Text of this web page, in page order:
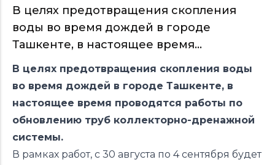
В целях предотвращения скопления
воды во время дождей в городе
Ташкенте, в настоящее время...
В целях предотвращения скопления воды
во время дождей в городе Ташкенте, в
настоящее время проводятся работы по
обновлению труб коллекторно-дренажной
системы.
В рамках работ, с 30 августа по 4 сентября будет